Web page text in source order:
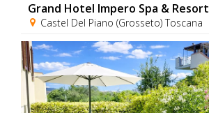
Grand Hotel Impero Spa & Resort
Castel Del Piano (Grosseto) Toscana